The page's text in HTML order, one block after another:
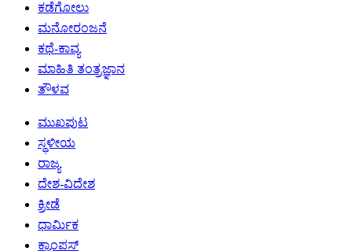
ಕಡೆಗೋಲು
ಮನೋರಂಜನೆ
ಕಥೆ-ಕಾವ್ಯ
ಮಾಹಿತಿ ತಂತ್ರಜ್ಞಾನ
ತೌಳವ
ಮುಖಪುಟ
ಸ್ಥಳೀಯ
ರಾಜ್ಯ
ದೇಶ-ವಿದೇಶ
ಕ್ರೀಡೆ
ಧಾರ್ಮಿಕ
ಕ್ಯಾಂಪಸ್